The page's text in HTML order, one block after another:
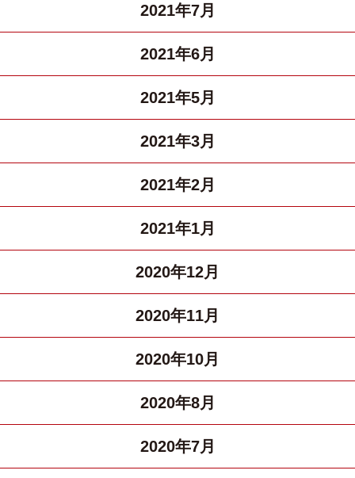
2021年7月
2021年6月
2021年5月
2021年3月
2021年2月
2021年1月
2020年12月
2020年11月
2020年10月
2020年8月
2020年7月